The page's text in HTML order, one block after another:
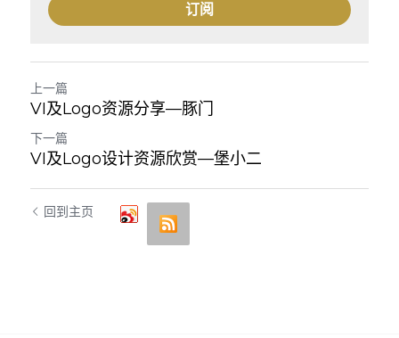
订阅
上一篇
VI及Logo资源分享—豚门
下一篇
VI及Logo设计资源欣赏—堡小二
回到主页